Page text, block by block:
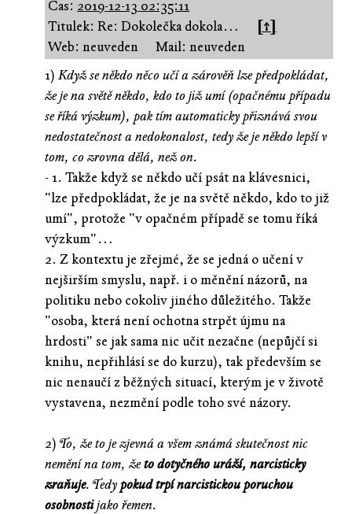
Čas: 2019-12-13 02:35:11
Titulek: Re: Dokolečka dokola…
[↑]
Web: neuveden
Mail: neuveden
1)Když se někdo něco učí a zárověň lze předpokládat,
že je na světě někdo, kdo to již umí (opačnému případu
se říká výzkum), pak tím automaticky přiznává svou
nedostatečnost a nedokonalost, tedy že je někdo lepší v
tom, co zrovna dělá, než on.
- 1. Takže když se někdo učí psát na klávesnici,
"lze předpokládat, že je na světě někdo, kdo to již
umí", protože "v opačném případě se tomu říká
výzkum"…
2. Z kontextu je zřejmé, že se jedná o učení v
nejširším smyslu, např. i o měnění názorů, na
politiku nebo cokoliv jiného důležitého. Takže
"osoba, která není ochotna strpět újmu na
hrdosti" se jak sama nic učit nezačne (nepůjčí si
knihu, nepřihlásí se do kurzu), tak především se
nic nenaučí z běžných situací, kterým je v životě
vystavena, nezmění podle toho své názory.
2)To, že to je zjevná a všem známá skutečnost nic
nemění na tom, žeto dotyčného uráží, narcisticky
zraňuje. Tedypokud trpí narcistickou poruchou
osobnostijako řemen.